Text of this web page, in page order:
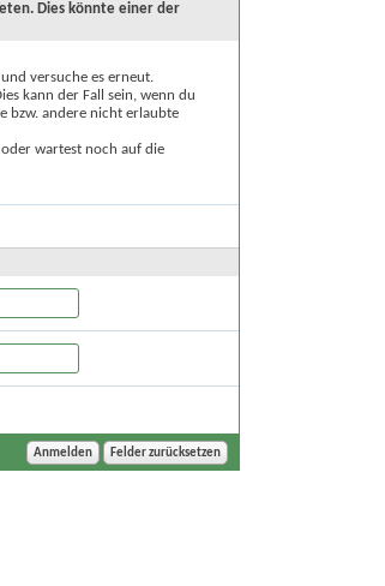
Dies könnte einer der
versuche es erneut.
kann der Fall sein, wenn du
bzw. andere nicht erlaubte
wartest noch auf die